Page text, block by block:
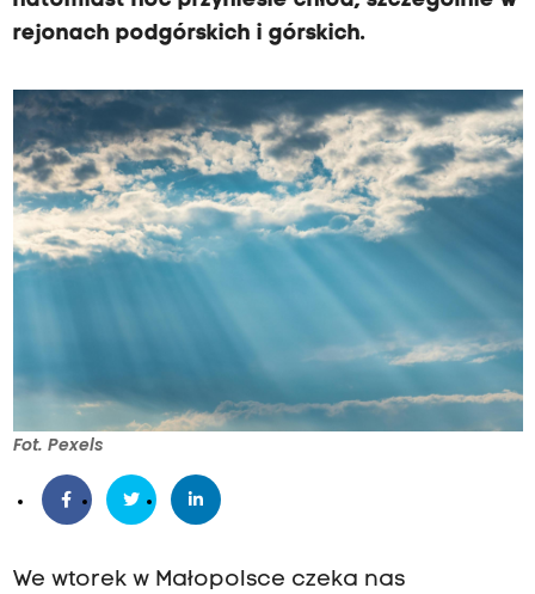
rejonach podgórskich i górskich.
Fot. Pexels
We wtorek w Małopolsce czeka nas